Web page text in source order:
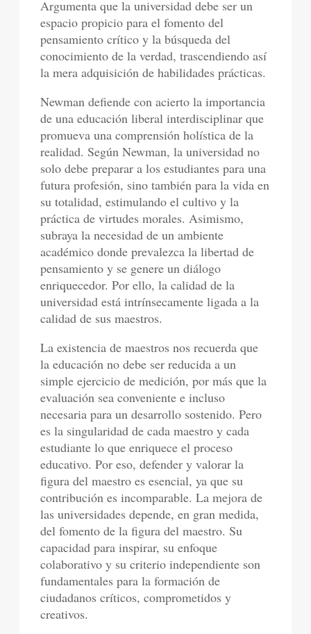
Argumenta que la universidad debe ser un
espacio propicio para el fomento del
pensamiento crítico y la búsqueda del
conocimiento de la verdad, trascendiendo así
la mera adquisición de habilidades prácticas.
Newman defiende con acierto la importancia
de una educación liberal interdisciplinar que
promueva una comprensión holística de la
realidad. Según Newman, la universidad no
solo debe preparar a los estudiantes para una
futura profesión, sino también para la vida en
su totalidad, estimulando el cultivo y la
práctica de virtudes morales. Asimismo,
subraya la necesidad de un ambiente
académico donde prevalezca la libertad de
pensamiento y se genere un diálogo
enriquecedor. Por ello, la calidad de la
universidad está intrínsecamente ligada a la
calidad de sus maestros.
La existencia de maestros nos recuerda que
la educación no debe ser reducida a un
simple ejercicio de medición, por más que la
evaluación sea conveniente e incluso
necesaria para un desarrollo sostenido. Pero
es la singularidad de cada maestro y cada
estudiante lo que enriquece el proceso
educativo. Por eso, defender y valorar la
figura del maestro es esencial, ya que su
contribución es incomparable. La mejora de
las universidades depende, en gran medida,
del fomento de la figura del maestro. Su
capacidad para inspirar, su enfoque
colaborativo y su criterio independiente son
fundamentales para la formación de
ciudadanos críticos, comprometidos y
creativos.